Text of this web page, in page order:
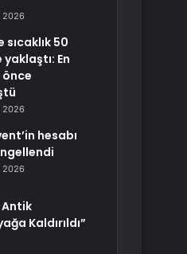
2026
sıcaklık 50
En
önce
2026
hesabı
2026
Antik
Kaldırıldı”